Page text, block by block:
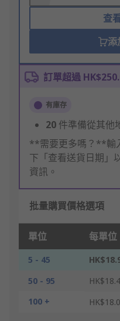
查
添
訂單超過
有庫存
20 件準備從其他
**需要更多嗎？**輸
下「查看送貨日期」
資訊。
批量購買價格選項
單位 每單位
5 - 45
50 - 95
100 +